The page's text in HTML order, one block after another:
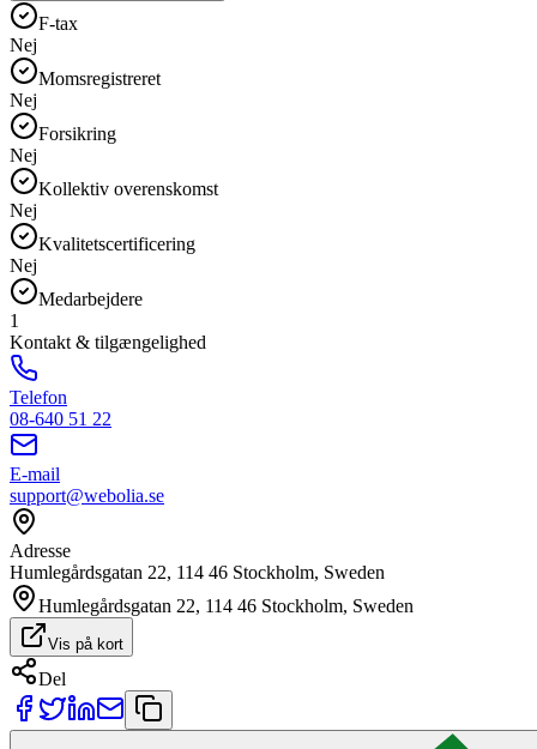
F-tax
Nej
Momsregistreret
Nej
Forsikring
Nej
Kollektiv overenskomst
Nej
Kvalitetscertificering
Nej
Medarbejdere
1
Kontakt & tilgængelighed
Telefon
08-640 51 22
E-mail
support@webolia.se
Adresse
Humlegårdsgatan 22, 114 46 Stockholm, Sweden
Humlegårdsgatan 22, 114 46 Stockholm, Sweden
Vis på kort
Del